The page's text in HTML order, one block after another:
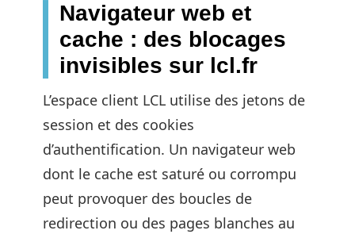
Navigateur web et
cache : des blocages
invisibles sur lcl.fr
L’espace client LCL utilise des jetons de
session et des cookies
d’authentification. Un navigateur web
dont le cache est saturé ou corrompu
peut provoquer des boucles de
redirection ou des pages blanches au